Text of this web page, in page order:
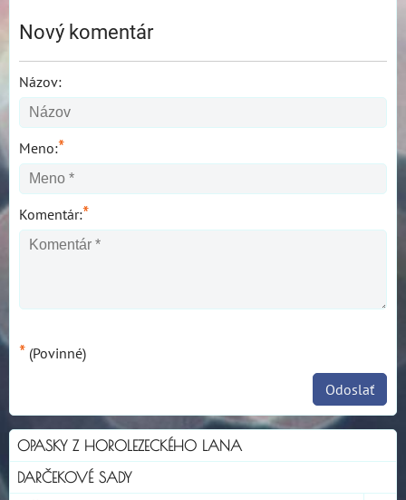
Nový komentár
Názov:
Meno:*
Komentár:*
* (Povinné)
Odoslať
OPASKY Z HOROLEZECKÉHO LANA
DARČEKOVÉ SADY